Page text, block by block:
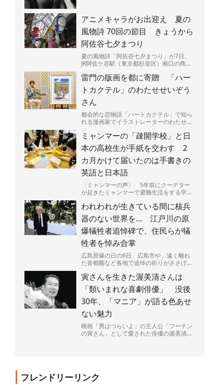
アニメキャラがお出迎え 夏の
風物詩 70回の節目 きょうから
阿佐谷七夕まつり
夏の風物詩「阿佐谷七夕まつり」が7日、
JR阿佐ケ谷駅（東京都杉並区）南口の商店
る。今年で70回目の...
雷門の版画を都に寄贈 「ハー
トカクテル」のわたせせいぞう
さん
都会的な恋物語「ハートカクテル」で知ら
れる漫画家でイラストレーターのわたせせ
雷門を描いた版画「...
ミャンマーの「疎開学校」と日
本の高校生が手紙を交わす 2
カ月かけて届いたのは手書きの
英語と日本語
〈ミャンマーの声〉 5年前にクーデター
が起きたミャンマーで避難生活をする学生
ている。内戦が続くミ...
われわれが生きている間に核兵
器のない世界を… 江戸川の原
爆犠牲者追悼碑で、住民らが犠
牲者を悼み合掌
広島原爆の日の6日、広島市や、遠く離れ
た首都圏など各地で追悼の祈りがささげら
海にした原爆投下から...
寅さんを生きた渥美清さんは
「類いまれな喜劇俳優」 没後
30年、「マニア」が語る色あせ
ない魅力
映画「男はつらいよ」の主人公「フーテン
の寅さん」として愛された俳優の渥美清さ
フレンドリーリンク